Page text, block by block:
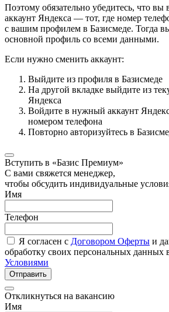
Поэтому обязательно убедитесь, что
аккаунт Яндекса — тот, где номер
с вашим профилем в Базисмеде. Тогда
основной профиль со всеми данными.
Если нужно сменить аккаунт:
Выйдите из профиля в Базисмеде
На другой вкладке выйдите из
Яндекса
Войдите в нужный аккаунт
номером телефона
Повторно авторизуйтесь в
Вступить в «Базис Премиум»
С вами свяжется менеджер,
чтобы обсудить индивидуальные
Имя
Телефон
Я согласен с Договором Оферты и
обработку своих персональных данных
Условиями
Отправить
Откликнуться на вакансию
Имя